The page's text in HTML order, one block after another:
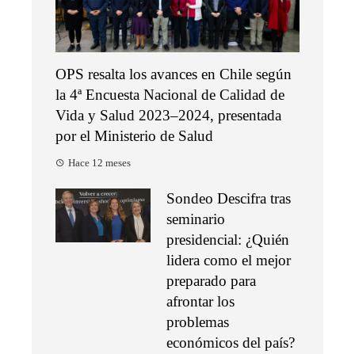
OPS resalta los avances en Chile según
la 4ª Encuesta Nacional de Calidad de
Vida y Salud 2023–2024, presentada
por el Ministerio de Salud
Hace 12 meses
Sondeo Descifra tras
seminario
presidencial: ¿Quién
lidera como el mejor
preparado para
afrontar los
problemas
económicos del país?